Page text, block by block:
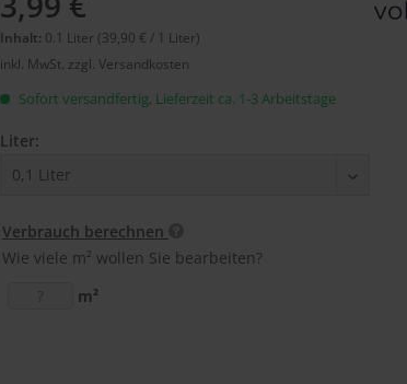
Inhalt: 0.1 Liter (39,90 € / 1 Liter)
inkl. MwSt. zzgl. Versandkosten
Sofort versandfertig, Lieferzeit ca. 1-3 Arbeitstage
Liter:
Verbrauch berechnen
Wie viele m² wollen Sie bearbeiten?
m²